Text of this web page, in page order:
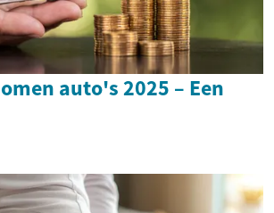
auto's 2025 – Een